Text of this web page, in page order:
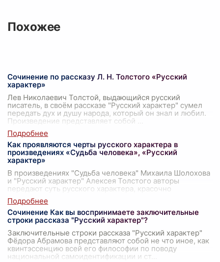
Похожее
Сочинение по рассказу Л. Н. Толстого «Русский
характер»
Лев Николаевич Толстой, выдающийся русский
писатель, в своём рассказе "Русский характер" сумел
передать дух и душу народа, который он знал и любил.
Произведение представляет собой
Как проявляются черты русского характера в
произведениях «Судьба человека», «Русский
характер»
В произведениях "Судьба человека" Михаила Шолохова
и "Русский характер" Алексея Толстого авторы
передают суть русского характера, красочно
иллюстрируя психологические и моральные ч
Сочинение Как вы воспринимаете заключительные
строки рассказа "Русский характер"?
Заключительные строки рассказа "Русский характер"
Фёдора Абрамова представляют собой не что иное, как
квинтэссенцию всей его философии по поводу
национальной самоидентификации и ст